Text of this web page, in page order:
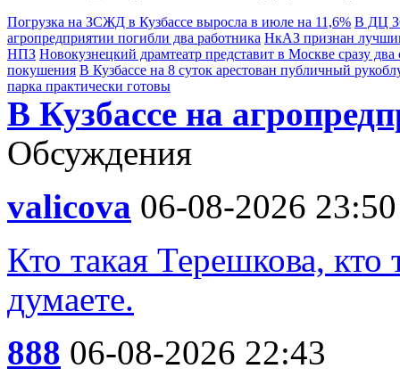
Погрузка на ЗСЖД в Кузбассе выросла в июле на 11,6% В ДЦ
агропредприятии погибли два работника НкАЗ признан
НПЗ Новокузнецкий драмтеатр представит в Москве сразу два
покушения В Кузбассе на 8 суток арестован публичный
парка практически готовы
В Кузбассе на
Обсуждения
valicova 06-08-2026 23:50
Кто такая Терешкова,
думаете.
888 06-08-2026 22:43